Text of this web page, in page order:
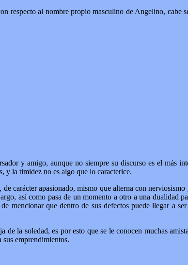
respecto al nombre propio masculino de Angelino, cabe
y amigo, aunque no siempre su discurso es el más
y la timidez no es algo que lo caracterice.
carácter apasionado, mismo que alterna con
así como pasa de un momento a otro a una dualidad
mencionar que dentro de sus defectos puede llegar a
de la soledad, es por esto que se le conocen muchas
sus emprendimientos.